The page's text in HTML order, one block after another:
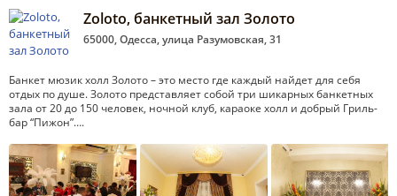
Zoloto, банкетный зал Золото
65000, Одесса, улица Разумовская, 31
Банкет мюзик холл Золото – это место где каждый найдет для себя
отдых по душе. Золото представляет собой три шикарных банкетных
зала от 20 до 150 человек, ночной клуб, караоке холл и добрый Гриль-
бар “Пижон”….